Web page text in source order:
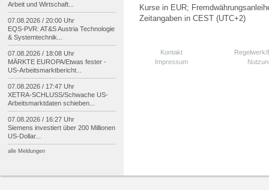
Kurse in EUR;
Zeitangaben in CEST (UTC+2)
Kontakt
Impressum
Arbeit und Wirtschaft...
07.08.2026 / 20:00 Uhr
EQS-PVR: AT&S Austria Technologie
& Systemtechnik...
07.08.2026 / 18:08 Uhr
MÄRKTE EUROPA/Etwas fester -
US-Arbeitsmarktbericht...
07.08.2026 / 17:47 Uhr
XETRA-SCHLUSS/Schwache US-
Arbeitsmarktdaten schieben...
07.08.2026 / 16:27 Uhr
Siemens investiert über 200 Millionen
US-Dollar...
alle Meldungen